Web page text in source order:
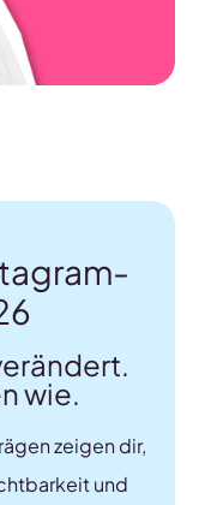
wie.
zeigen dir,
und